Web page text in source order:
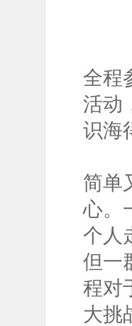
全程
活动
识海
简单
心。
个人
但一
程对
大挑